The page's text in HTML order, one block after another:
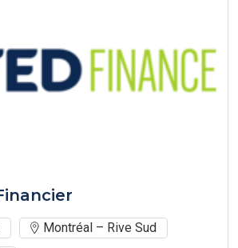
Montréal – Rive Sud